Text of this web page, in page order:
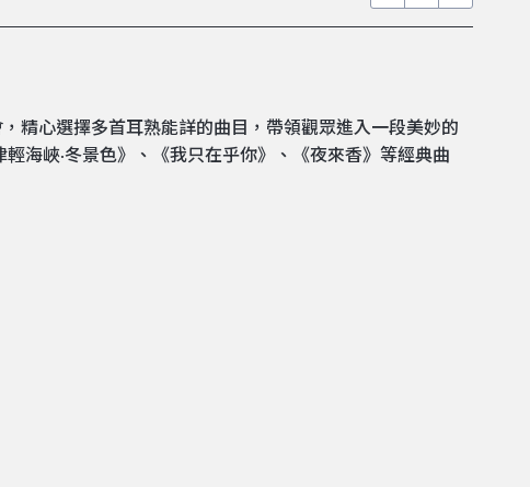
精心選擇多首耳熟能詳的曲目，帶領觀眾進入一段美妙的
海峽·冬景色》、《我只在乎你》、《夜來香》等經典曲